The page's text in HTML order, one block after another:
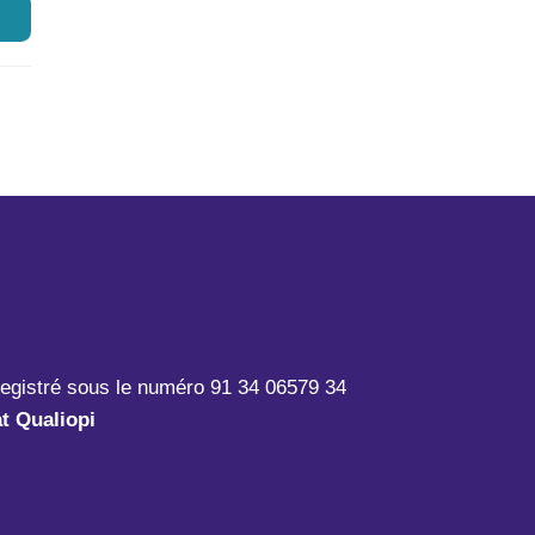
sous le numéro 91 34 06579 34
Qualiopi